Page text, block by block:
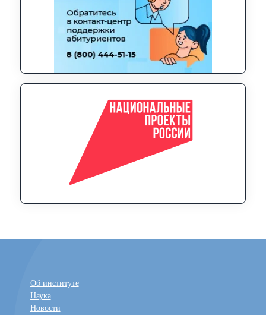
Об институте
Наука
Новости